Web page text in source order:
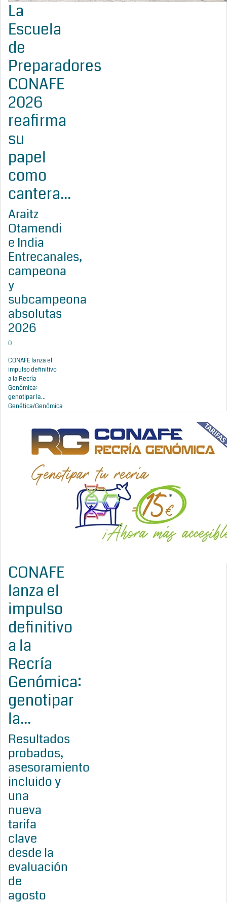
La
Escuela
de
Preparadores
CONAFE
2026
reafirma
su
papel
como
cantera...
Araitz
Otamendi
e India
Entrecanales,
campeona
y
subcampeona
absolutas
2026
0
CONAFE lanza el
impulso definitivo
a la Recría
Genómica:
genotipar la...
Genética/Genómica
CONAFE
lanza el
impulso
definitivo
a la
Recría
Genómica:
genotipar
la...
Resultados
probados,
asesoramiento
incluido y
una
nueva
tarifa
clave
desde la
evaluación
de
agosto